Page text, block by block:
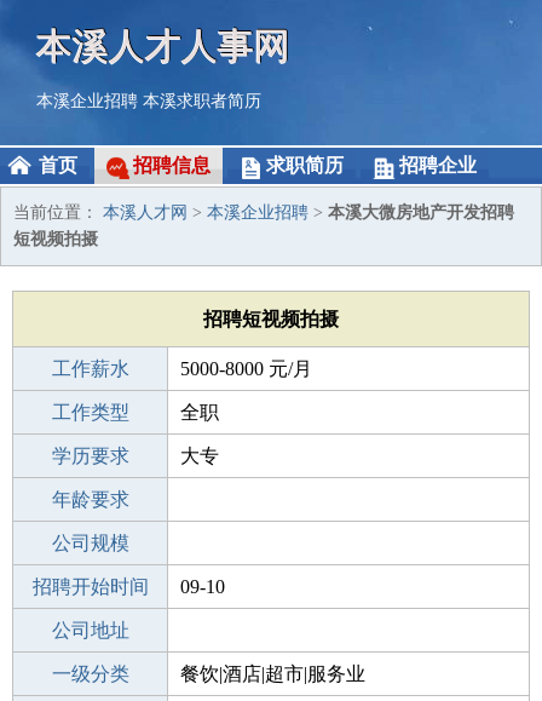
本溪人才人事网
本溪企业招聘 本溪求职者简历
首页 招聘信息 求职简历 招聘企业
当前位置： 本溪人才网 > 本溪企业招聘 > 本溪大微房地产开发招聘
短视频拍摄
招聘短视频拍摄
工作薪水 5000-8000 元/月
招聘人数 1人
工作类型 全职
性别要求 -
学历要求 大专
工作经验
年龄要求
工作地点
公司规模
公司电话
招聘开始时间 09-10
招聘结束时间
公司地址
一级分类 餐饮|酒店|超市|服务业